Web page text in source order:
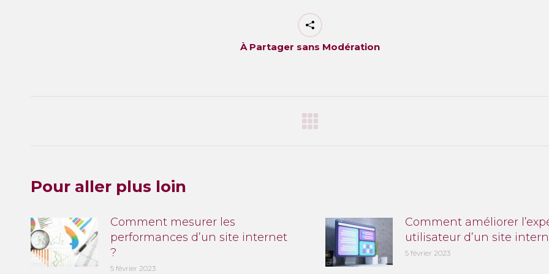
À Partager sans Modération
Pour aller plus loin
Comment mesurer les
performances d’un site internet
?
5 février 2023
Comment améliorer
utilisateur d’un site
5 février 2023